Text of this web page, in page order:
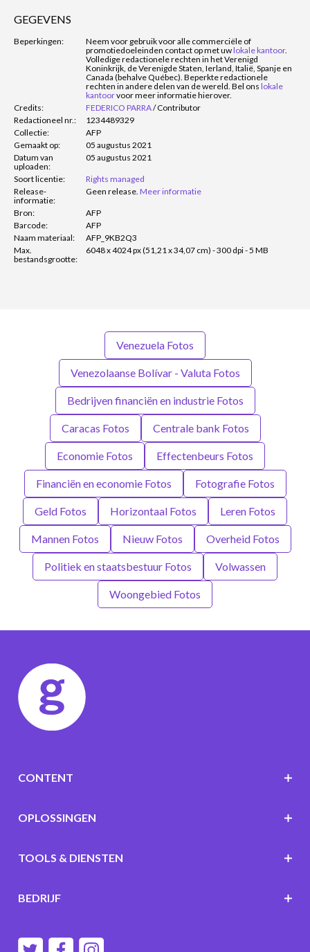
GEGEVENS
Beperkingen:
Neem voor gebruik voor alle commerciële of
promotiedoeleinden contact op met uwlokale kantoor.
Volledige redactionele rechten in het Verenigd
Koninkrijk, de Verenigde Staten, Ierland, Italië, Spanje en
Canada (behalve Québec). Beperkte redactionele
rechten in andere delen van de wereld. Bel ons lokale
kantoorvoor meer informatie hierover.
Credits:
FEDERICO PARRA/Contributor
Redactioneel nr.:
1234489329
Collectie:
AFP
Gemaakt op:
05 augustus 2021
Datum van
uploaden:
05 augustus 2021
Soort licentie:
Rights managed
Release-
informatie:
Geen release. Meer informatie
Bron:
AFP
Barcode:
AFP
Naam materiaal:
AFP_9KB2Q3
Max.
bestandsgrootte:
6048 x 4024 px (51,21 x 34,07 cm) - 300 dpi - 5 MB
Venezuela Fotos
Venezolaanse Bolívar - Valuta Fotos
Bedrijven financiën en industrie Fotos
Caracas Fotos Centrale bank Fotos
Economie Fotos Effectenbeurs Fotos
Financiën en economie Fotos Fotografie Fotos
Geld Fotos Horizontaal Fotos Leren Fotos
Mannen Fotos Nieuw Fotos Overheid Fotos
Politiek en staatsbestuur Fotos Volwassen
Woongebied Fotos
CONTENT
OPLOSSINGEN
TOOLS & DIENSTEN
BEDRIJF